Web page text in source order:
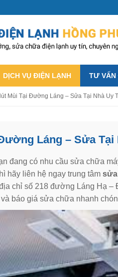
DỊCH VỤ ĐIỆN LẠNH TƯ VẤN
Mùi Tại Đường Láng – Sửa Tại Nhà Uy
Láng – Sửa Tại
đang có nhu cầu sửa chữa
hãy liên hệ ngay trung tâm
chỉ số 218 đường Láng Hạ
báo giá sửa chữa nhanh